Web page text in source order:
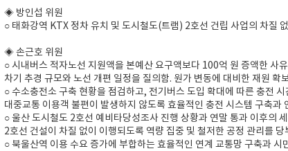
◈ 방인섭 위원
○ 태화강역 KTX 정차 유치 및 도시철도(트램) 2호선 건립 사업의 차질
◈ 손근호 위원
○ 시내버스 적자노선 지원액을 본예산 요구액보다 100억 원 증액한 사
차기 추경 규모와 노선 개편 일정을 질의함. 원가 변동에 대비한 재원 확
○ 수소충전소 구축 현황을 점검하고, 전기버스 도입 확대에 따른 충전
대중교통 이용객 불편이 발생하지 않도록 효율적인 충전 시스템 구축과
○ 울산 도시철도 2호선 예비타당성조사 진행 상황과 연말 통과 이후의
2호선 건설이 차질 없이 이행되도록 역량 집중 및 철저한 공정 관리를 당
○ 북울산역 이용 수요 증가에 부합하는 효율적인 연계 교통망 구축과